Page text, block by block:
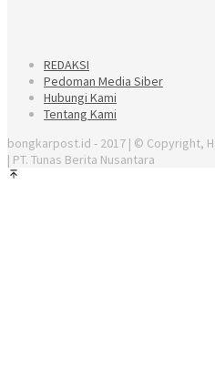
REDAKSI
Pedoman Media Siber
Hubungi Kami
Tentang Kami
bongkarpost.id - 2017 | © Copyright,
| PT. Tunas Berita Nusantara